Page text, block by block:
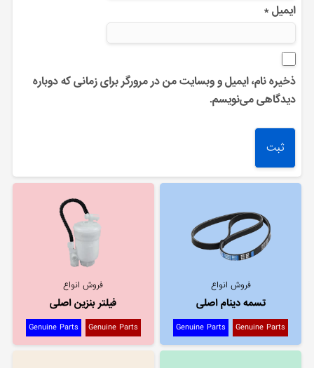
ایمیل*
ذخیره نام، ایمیل و وبسایت من در مرورگر برای زمانی که دوباره
دیدگاهی می‌نویسم.
فروش انواع
تسمه دینام اصلی
Genuine Parts
Genuine Parts
فروش انواع
فیلتر بنزین اصلی
Genuine Parts
Genuine Parts